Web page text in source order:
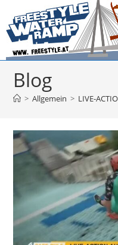
Inhalt
springen
Blog
> Allgemein > LIVE-